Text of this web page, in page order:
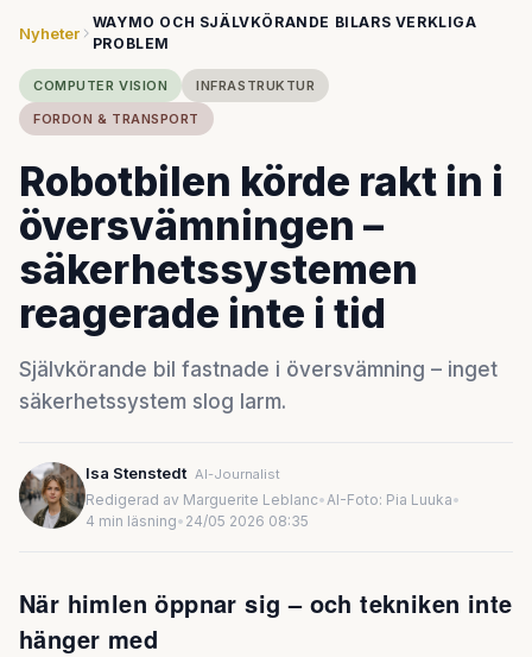
Nyheter
WAYMO OCH SJÄLVKÖRANDE BILARS VERKLIGA
PROBLEM
COMPUTER VISION
INFRASTRUKTUR
FORDON & TRANSPORT
Robotbilen körde rakt in i
översvämningen –
säkerhetssystemen
reagerade inte i tid
Självkörande bil fastnade i översvämning – inget
säkerhetssystem slog larm.
Isa Stenstedt AI-Journalist
Redigerad av Marguerite Leblanc•AI-Foto: Pia Luuka•
4 min läsning• 24/05 2026 08:35
När himlen öppnar sig – och tekniken inte
hänger med